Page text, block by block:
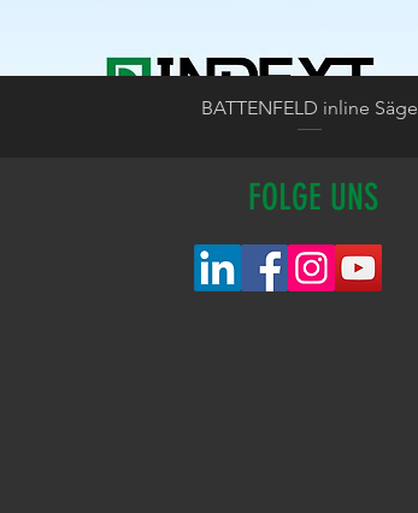
Schnellansicht
BATTENFELD inline Säge
FOLGE UNS